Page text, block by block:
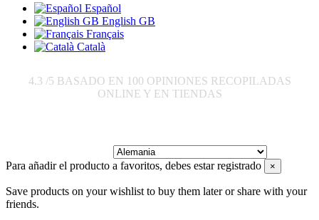
Español
English GB
Français
Català
4.3 /5 BASADO EN 100 OPINIONES RECOPILADAS
ONLINE Y EN TIENDAS
Para añadir el producto a favoritos, debes estar registrado ×
Save products on your wishlist to buy them later or share with your
friends.